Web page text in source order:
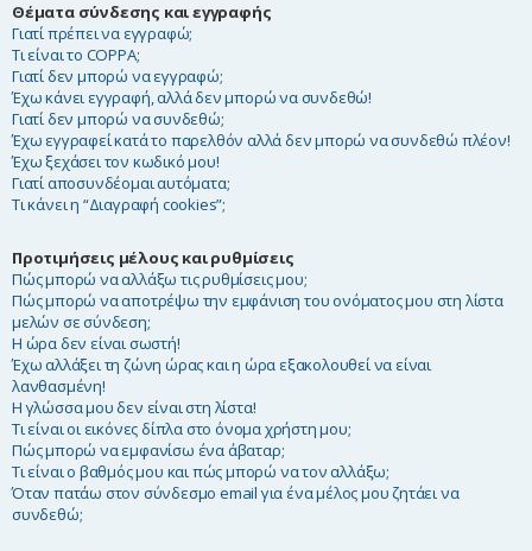
η
Θέματα σύνδεσης και εγγραφής
Γιατί πρέπει να εγγραφώ;
Τι είναι το COPPA;
Γιατί δεν μπορώ να εγγραφώ;
Έχω κάνει εγγραφή, αλλά δεν μπορώ να συνδεθώ!
Γιατί δεν μπορώ να συνδεθώ;
Έχω εγγραφεί κατά το παρελθόν αλλά δεν μπορώ να συνδεθώ πλέον!
Έχω ξεχάσει τον κωδικό μου!
Γιατί αποσυνδέομαι αυτόματα;
Τι κάνει η “Διαγραφή cookies”;
Προτιμήσεις μέλους και ρυθμίσεις
Πώς μπορώ να αλλάξω τις ρυθμίσεις μου;
Πώς μπορώ να αποτρέψω την εμφάνιση του ονόματος μου στη λίστα
μελών σε σύνδεση;
Η ώρα δεν είναι σωστή!
Έχω αλλάξει τη ζώνη ώρας και η ώρα εξακολουθεί να είναι
λανθασμένη!
Η γλώσσα μου δεν είναι στη λίστα!
Τι είναι οι εικόνες δίπλα στο όνομα χρήστη μου;
Πώς μπορώ να εμφανίσω ένα άβαταρ;
Τι είναι ο βαθμός μου και πώς μπορώ να τον αλλάξω;
Όταν πατάω στον σύνδεσμο email για ένα μέλος μου ζητάει να
συνδεθώ;